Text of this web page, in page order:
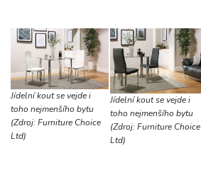
Jídelní kout se vejde i
toho nejmenšího bytu
(Zdroj: Furniture Choice
Ltd)
Jídelní kout se vejde i
toho nejmenšího bytu
(Zdroj: Furniture Choice
Ltd)